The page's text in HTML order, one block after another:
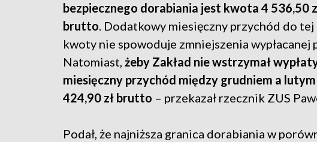
bezpiecznego dorabiania jest kwota 4 536,50
brutto. Dodatkowy miesięczny przychód do tej
kwoty nie spowoduje zmniejszenia
Natomiast, żeby Zakład nie wstrzymał
miesięczny przychód między grudniem a
424,90 zł brutto – przekazał rzecznik ZUS
Podał, że najniższa granica dorabiania w